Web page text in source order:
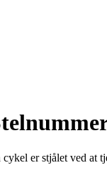
er stjålet ved at